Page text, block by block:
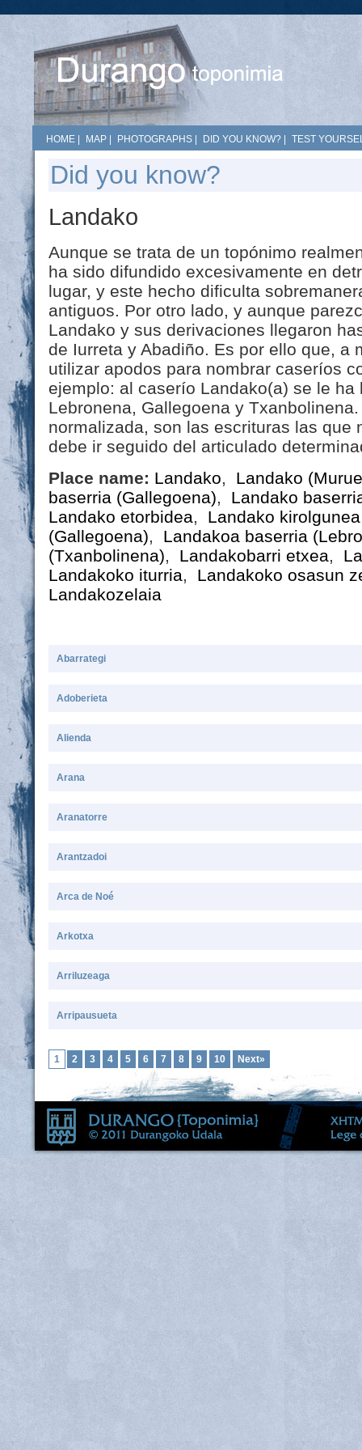
HOME MAP PHOTOGRAPHS DID YOU KNOW? TEST
Did you know?
Landako
Aunque se trata de un topónimo
ha sido difundido excesivamente en
lugar, y este hecho dificulta
antiguos. Por otro lado, y aunque
Landako y sus derivaciones llegaron
de Iurreta y Abadiño. Es por ello que, a
utilizar apodos para nombrar caseríos
ejemplo: al caserío Landako(a) se le
Lebronena, Gallegoena y
normalizada, son las escrituras las que
debe ir seguido del articulado
Place name: Landako, Landako
baserria (Gallegoena), Landako
Landako etorbidea, Landako kirolgunea
(Gallegoena), Landakoa baserria
(Txanbolinena), Landakobarri etxea,
Landakoko iturria, Landakoko osasun
Landakozelaia
Abarrategi
Adoberieta
Alienda
Arana
Aranatorre
Arantzadoi
Arca de Noé
Arkotxa
Arriluzeaga
Arripausueta
1 2 3 4 5 6 7 8 9 10 Next»